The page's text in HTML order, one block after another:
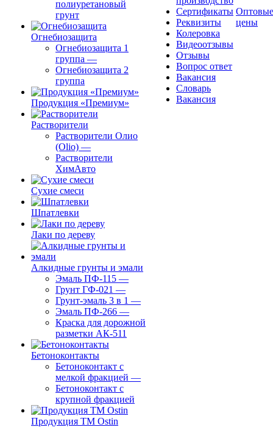
полиуретановый
грунт
Огнебиозащита
Огнебиозащита 1
группа —
Огнебиозащита 2
группа
Продукция «Премиум»
Растворители
Растворители Олио
(Olio) —
Растворители
ХимАвто
Сухие смеси
Шпатлевки
Лаки по дереву
Алкидные грунты и эмали
Эмаль ПФ-115 —
Грунт ГФ-021 —
Грунт-эмаль 3 в 1 —
Эмаль ПФ-266 —
Краска для дорожной
разметки АК-511
Бетоноконтакты
Бетоноконтакт с
мелкой фракцией —
Бетоноконтакт с
крупной фракцией
Продукция ТМ Ostin
Сертификаты
Реквизиты
Колеровка
Видеоотзывы
Отзывы
Вопрос ответ
Вакансия
Словарь
Вакансия
Оптовые
цены